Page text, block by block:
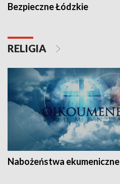
Bezpieczne Łódzkie
RELIGIA
Nabożeństwa ekumeniczne